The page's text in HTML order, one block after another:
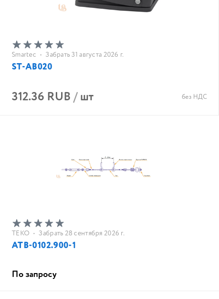
Smartec • Забрать 31 августа 2026 г.
ST-AB020
312.36 RUB/шт без НДС
ТЕКО • Забрать 28 сентября 2026 г.
АТВ-0102.900-1
По запросу